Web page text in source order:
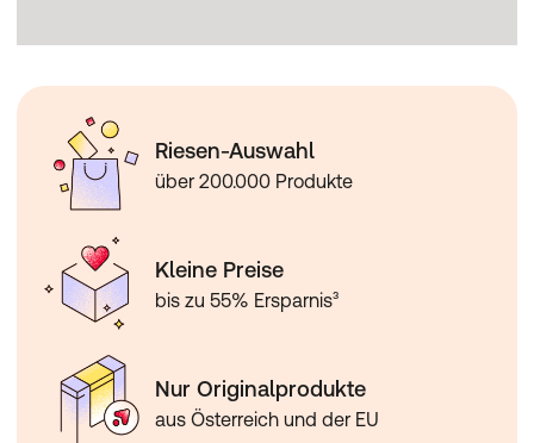
Riesen-Auswahl
über 200.000 Produkte
Kleine Preise
bis zu 55% Ersparnis³
Nur Originalprodukte
aus Österreich und der EU